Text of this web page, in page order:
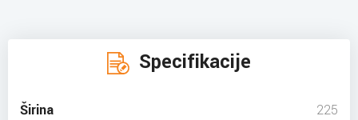
Specifikacije
Širina 225